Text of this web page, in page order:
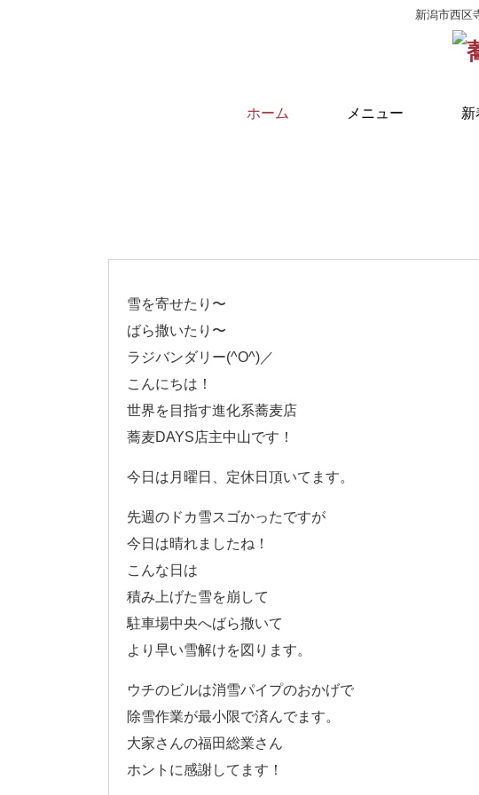
新潟市西区
ホーム メニュー 新
雪を寄せたり〜
ばら撒いたり〜
ラジバンダリー(^O^)／
こんにちは！
世界を目指す進化系蕎麦店
蕎麦DAYS店主中山です！
今日は月曜日、定休日頂いてます。
先週のドカ雪スゴかったですが
今日は晴れましたね！
こんな日は
積み上げた雪を崩して
駐車場中央へばら撒いて
より早い雪解けを図ります。
ウチのビルは消雪パイプのおかげで
除雪作業が最小限で済んでます。
大家さんの福田総業さん
ホントに感謝してます！